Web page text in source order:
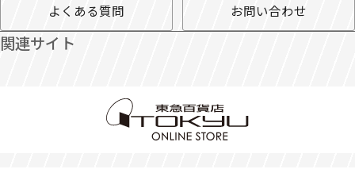
よくある質問 お問い合わせ
関連サイト